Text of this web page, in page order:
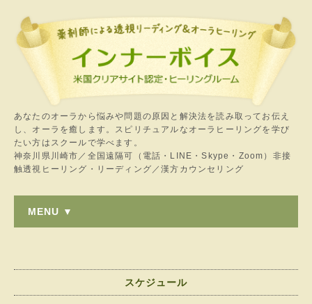
あなたのオーラから悩みや問題の原因と解決法を読み取ってお伝え
し、オーラを癒します。スピリチュアルなオーラヒーリングを学び
たい方はスクールで学べます。
神奈川県川崎市／全国遠隔可（電話・LINE・Skype・Zoom）非接
触透視ヒーリング・リーディング／漢方カウンセリング
MENU ▼
スケジュール